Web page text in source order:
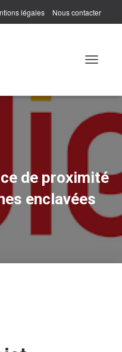
légales Nous contacter
de proximité
enclavées